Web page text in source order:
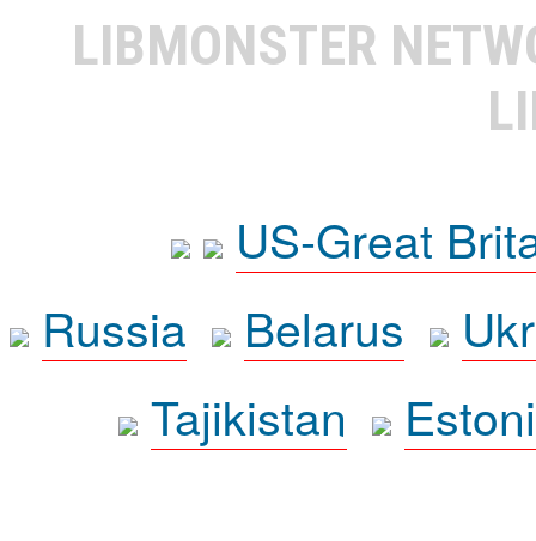
LIBMONSTER
US-Great
Russia
Belarus
Tajikistan